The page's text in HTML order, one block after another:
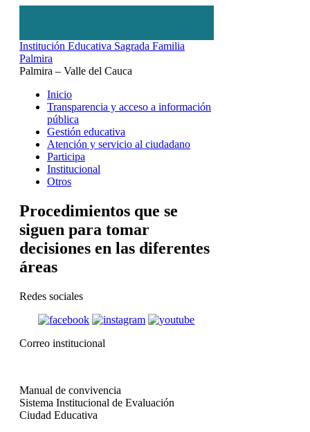
Institución Educativa Sagrada Familia
Palmira
Palmira – Valle del Cauca
Inicio
Transparencia y acceso a información
pública
Gestión educativa
Atención y servicio al ciudadano
Participa
Institucional
Otros
Procedimientos que se
siguen para tomar
decisiones en las diferentes
áreas
Redes sociales
Correo institucional
Manual de convivencia
Sistema Institucional de Evaluación
Ciudad Educativa